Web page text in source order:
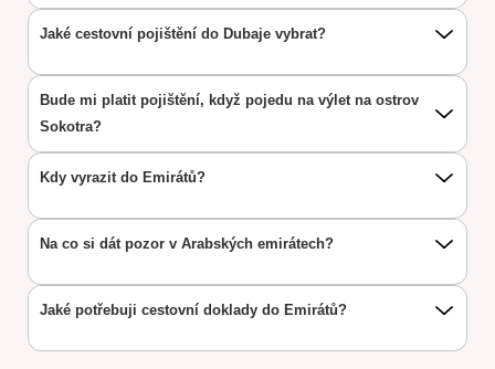
Jaké cestovní pojištění do Dubaje vybrat?
Bude mi platit pojištění, když pojedu na výlet na ostrov
Sokotra?
Kdy vyrazit do Emirátů?
Na co si dát pozor v Arabských emirátech?
Jaké potřebuji cestovní doklady do Emirátů?